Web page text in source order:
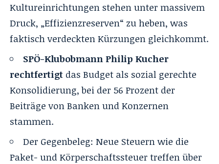
Kultureinrichtungen stehen unter massivem
Druck, „Effizienzreserven“ zu heben, was
faktisch verdeckten Kürzungen gleichkommt.
SPÖ-Klubobmann Philip Kucher
rechtfertigt das Budget als sozial gerechte
Konsolidierung, bei der 56 Prozent der
Beiträge von Banken und Konzernen
stammen.
Der Gegenbeleg: Neue Steuern wie die
Paket- und Körperschaftssteuer treffen über